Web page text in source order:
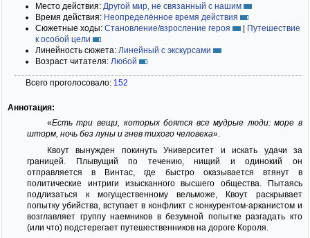
Место действия: Другой мир, не связанный с нашим
Время действия: Неопределённое время действия
Сюжетные ходы: Становление/взросление героя | Путешествие
к особой цели
Линейность сюжета: Линейный с экскурсами
Возраст читателя: Любой
Всего проголосовало: 152
Аннотация:
«Есть три вещи, которых боятся все мудрые люди: море в
шторм, ночь без луны и гнев тихого человека».
Квоут вынужден покинуть Университет и искать удачи за
границей. Плывущий по течению, нищий и одинокий он
отправляется в Винтас, где быстро оказывается втянут в
политические интриги изысканного высшего общества. Пытаясь
подлизаться к могущественному вельможе, Квоут раскрывает
попытку убийства, вступает в конфликт с конкурентом-арканистом и
возглавляет группу наемников в безумной попытке разгадать кто
(или что) подстерегает путешественников на дороге Короля.